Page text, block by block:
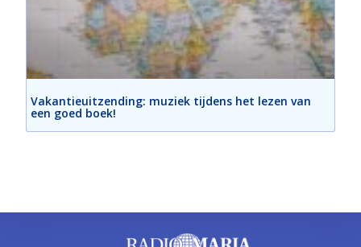
Vakantieuitzending: muziek tijdens het lezen van
een goed boek!